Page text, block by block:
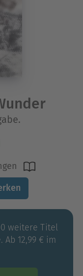
weitere Titel
12,99 € im